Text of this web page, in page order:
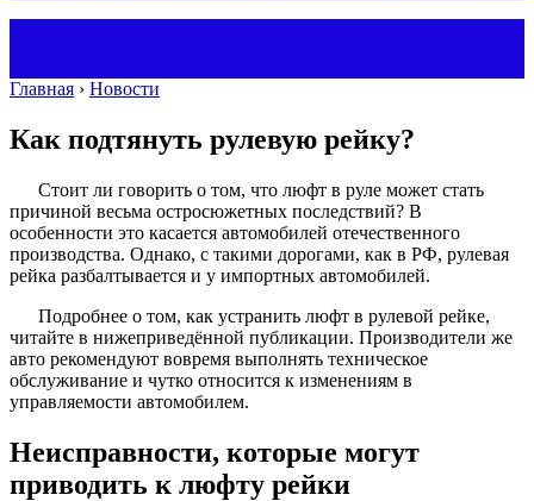
Главная › Новости
Как подтянуть рулевую рейку?
Стоит ли говорить о том, что люфт в руле может стать
причиной весьма остросюжетных последствий? В
особенности это касается автомобилей отечественного
производства. Однако, с такими дорогами, как в РФ, рулевая
рейка разбалтывается и у импортных автомобилей.
Подробнее о том, как устранить люфт в рулевой рейке,
читайте в нижеприведённой публикации. Производители же
авто рекомендуют вовремя выполнять техническое
обслуживание и чутко относится к изменениям в
управляемости автомобилем.
Неисправности, которые могут
приводить к люфту рейки